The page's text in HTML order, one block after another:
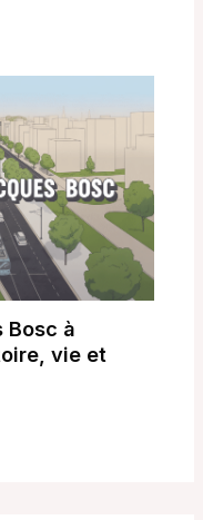
Bosc à
vie et